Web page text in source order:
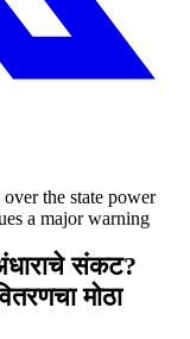
the state power
a major warning
संकट?
मोठा